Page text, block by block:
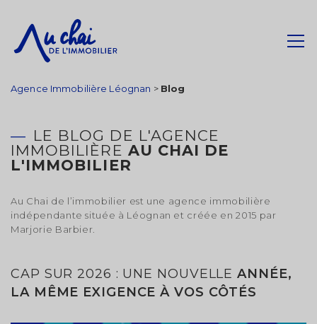
Agence Immobilière Léognan > Blog
LE BLOG DE L'AGENCE
IMMOBILIÈRE AU CHAI DE
L'IMMOBILIER
Au Chai de l’immobilier est une agence immobilière
indépendante située à Léognan et créée en 2015 par
Marjorie Barbier.
CAP SUR 2026 : UNE NOUVELLEANNÉE,
LA MÊME EXIGENCE À VOS CÔTÉS